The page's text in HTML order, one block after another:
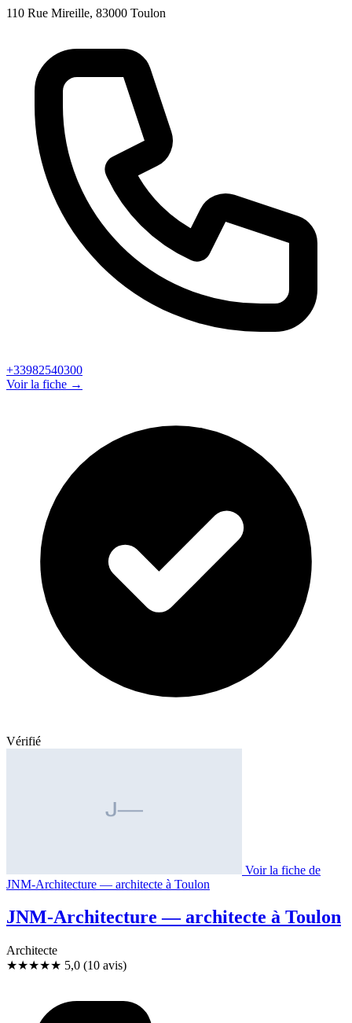
110 Rue Mireille, 83000 Toulon
+33982540300
Voir la fiche →
Vérifié
Voir la fiche de
JNM-Architecture — architecte à Toulon
JNM-Architecture — architecte à Toulon
Architecte
★★★★★ 5,0 (10 avis)